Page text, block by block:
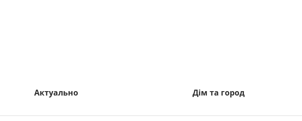
Актуально Дім та город